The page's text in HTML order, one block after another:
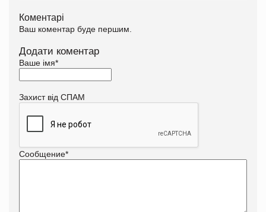
Коментарі
Ваш коментар буде першим.
Додати коментар
Ваше імя*
Захист від СПАМ
Сообщение*